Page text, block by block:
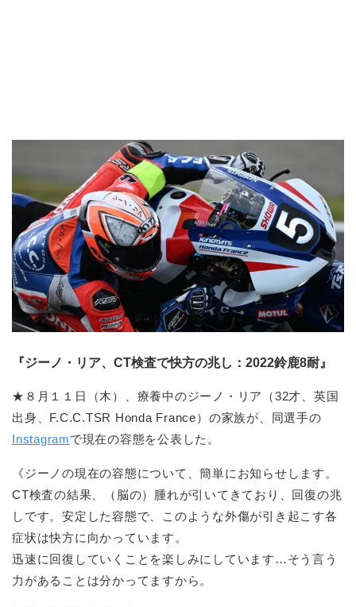
『ジーノ・リア、CT検査で快方の兆し：2022鈴鹿8耐』
★８月１１日（木）、療養中のジーノ・リア（32才、英国
出身、F.C.C.TSR Honda France）の家族が、同選手の
Instagramで現在の容態を公表した。
《ジーノの現在の容態について、簡単にお知らせします。
CT検査の結果、（脳の）腫れが引いてきており、回復の兆
しです。安定した容態で、このような外傷が引き起こす各
症状は快方に向かっています。
迅速に回復していくことを楽しみにしています…そう言う
力があることは分かってますから。